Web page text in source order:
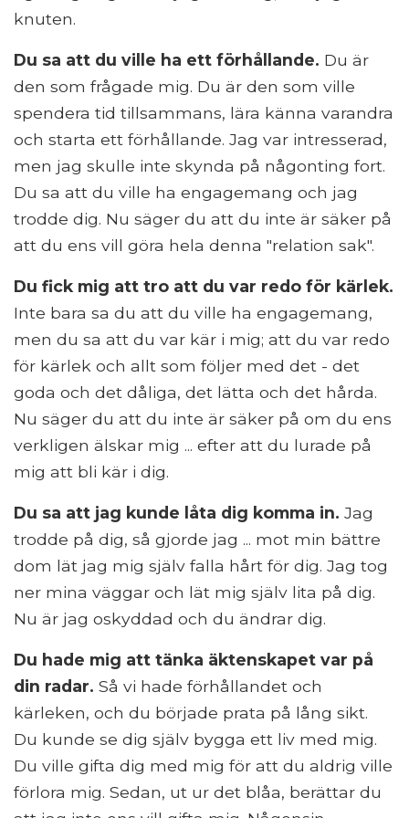
knuten.
Du sa att du ville ha ett förhållande. Du är
den som frågade mig. Du är den som ville
spendera tid tillsammans, lära känna varandra
och starta ett förhållande. Jag var intresserad,
men jag skulle inte skynda på någonting fort.
Du sa att du ville ha engagemang och jag
trodde dig. Nu säger du att du inte är säker på
att du ens vill göra hela denna "relation sak".
Du fick mig att tro att du var redo för kärlek.
Inte bara sa du att du ville ha engagemang,
men du sa att du var kär i mig; att du var redo
för kärlek och allt som följer med det - det
goda och det dåliga, det lätta och det hårda.
Nu säger du att du inte är säker på om du ens
verkligen älskar mig ... efter att du lurade på
mig att bli kär i dig.
Du sa att jag kunde låta dig komma in. Jag
trodde på dig, så gjorde jag ... mot min bättre
dom lät jag mig själv falla hårt för dig. Jag tog
ner mina väggar och lät mig själv lita på dig.
Nu är jag oskyddad och du ändrar dig.
Du hade mig att tänka äktenskapet var på
din radar. Så vi hade förhållandet och
kärleken, och du började prata på lång sikt.
Du kunde se dig själv bygga ett liv med mig.
Du ville gifta dig med mig för att du aldrig ville
förlora mig. Sedan, ut ur det blåa, berättar du